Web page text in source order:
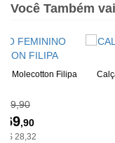
Você Também
Molecotton Filipa
,90
28,32